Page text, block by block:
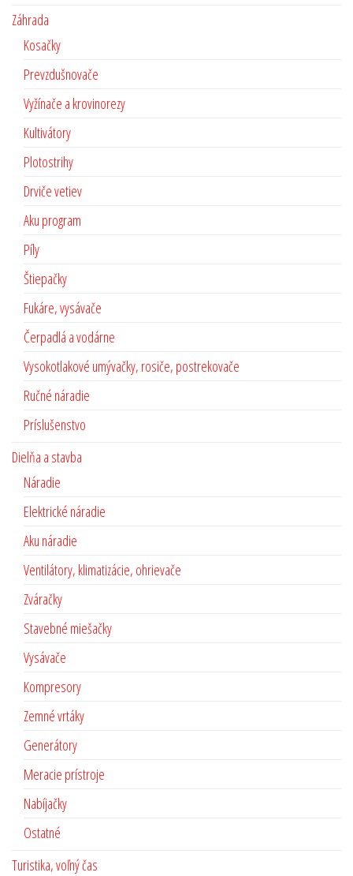
Záhrada
Kosačky
Prevzdušnovače
Vyžínače a krovinorezy
Kultivátory
Plotostrihy
Drviče vetiev
Aku program
Píly
Štiepačky
Fukáre, vysávače
Čerpadlá a vodárne
Vysokotlakové umývačky, rosiče, postrekovače
Ručné náradie
Príslušenstvo
Dielňa a stavba
Náradie
Elektrické náradie
Aku náradie
Ventilátory, klimatizácie, ohrievače
Zváračky
Stavebné miešačky
Vysávače
Kompresory
Zemné vrtáky
Generátory
Meracie prístroje
Nabíjačky
Ostatné
Turistika, voľný čas